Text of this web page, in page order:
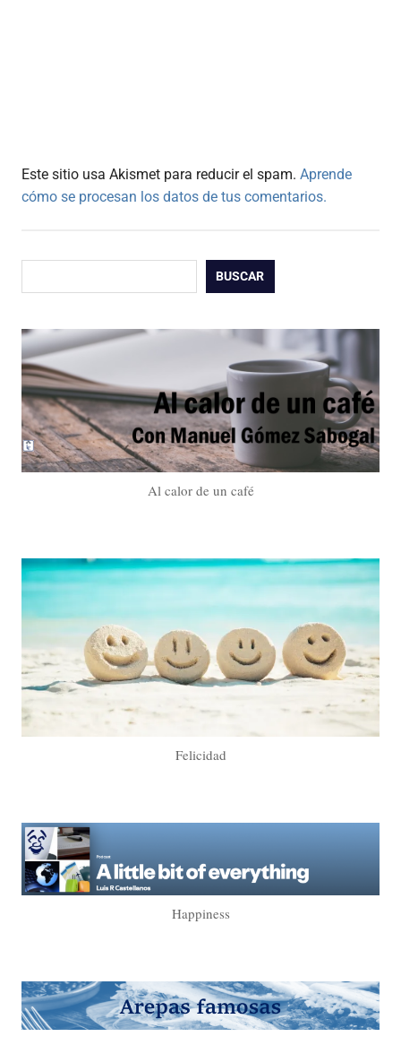
Este sitio usa Akismet para reducir el spam. Aprende
cómo se procesan los datos de tus comentarios.
BUSCAR
Al calor de un café
Felicidad
Happiness